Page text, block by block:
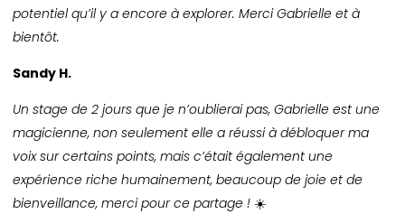
potentiel qu’il y a encore à explorer. Merci Gabrielle et à
bientôt.
Sandy H.
Un stage de 2 jours que je n’oublierai pas, Gabrielle est une
magicienne, non seulement elle a réussi à débloquer ma
voix sur certains points, mais c’était également une
expérience riche humainement, beaucoup de joie et de
bienveillance, merci pour ce partage ! ☀️